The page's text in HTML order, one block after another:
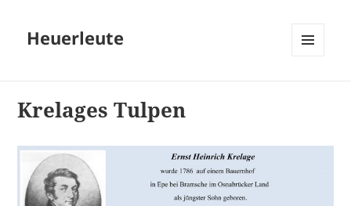
Heuerleute
Krelages Tulpen